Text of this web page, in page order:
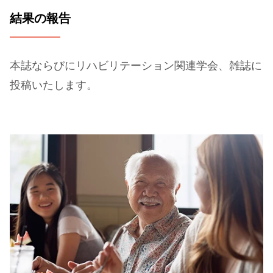
結果の報告
本誌ならびにリハビリテーション関連学会、雑誌に
投稿いたします。